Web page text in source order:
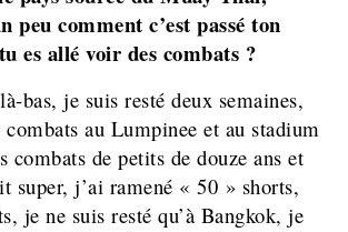
peu comment c’est passé ton
es allé voir des combats ?
bas, je suis resté deux semaines,
au Lumpinee et au stadium
combats de petits de douze ans et
super, j’ai ramené « 50 » shorts,
je ne suis resté qu’à Bangkok, je